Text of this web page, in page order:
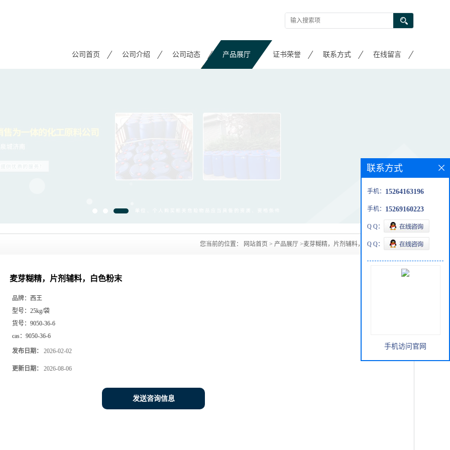
公司首页 公司介绍 公司动态 产品展厅 证书荣誉 联系方式 在线留言
您当前的位置： 网站首页 > 产品展厅 >麦芽糊精，片剂辅料，白色粉末
麦芽糊精，片剂辅料，白色粉末
品牌： 西王
型号： 25kg/袋
货号： 9050-36-6
cas： 9050-36-6
发布日期： 2026-02-02
更新日期： 2026-08-06
发送咨询信息
联系方式
手机： 15264163196
手机： 15269160223
Q Q：
Q Q：
手机访问官网